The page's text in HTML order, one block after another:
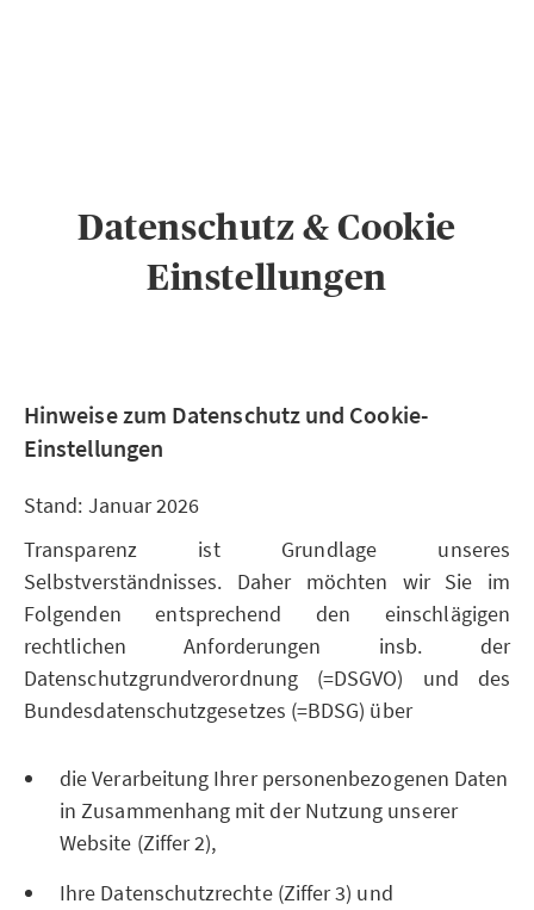
Datenschutz & Cookie
Einstellungen
Hinweise zum Datenschutz und Cookie-
Einstellungen
Stand: Januar 2026
Transparenz ist Grundlage unseres
Selbstverständnisses. Daher möchten wir Sie im
Folgenden entsprechend den einschlägigen
rechtlichen Anforderungen insb. der
Datenschutzgrundverordnung (=DSGVO) und des
Bundesdatenschutzgesetzes (=BDSG) über
die Verarbeitung Ihrer personenbezogenen Daten
in Zusammenhang mit der Nutzung unserer
Website (Ziffer 2),
Ihre Datenschutzrechte (Ziffer 3) und